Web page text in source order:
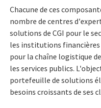
Chacune de ces
nombre de centres
solutions de CGI pour le
les institutions
pour la chaîne logistique
les services publics.
portefeuille de solutions
besoins croissants de ses